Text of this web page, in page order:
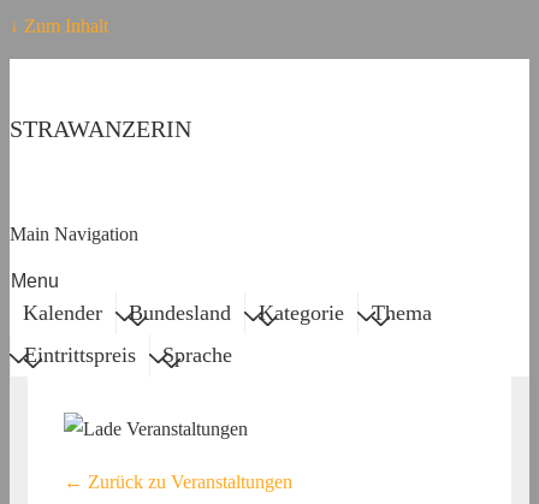
↓ Zum Inhalt
STRAWANZERIN
Main Navigation
Menu
Kalender Bundesland Kategorie
Thema
Eintrittspreis
Sprache
← Zurück zu Veranstaltungen